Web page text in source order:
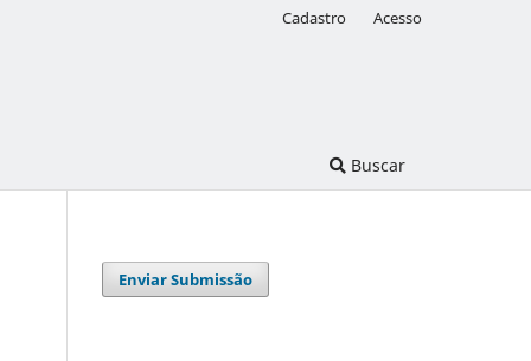
Buscar
Cadastro Acesso
Enviar Submissão